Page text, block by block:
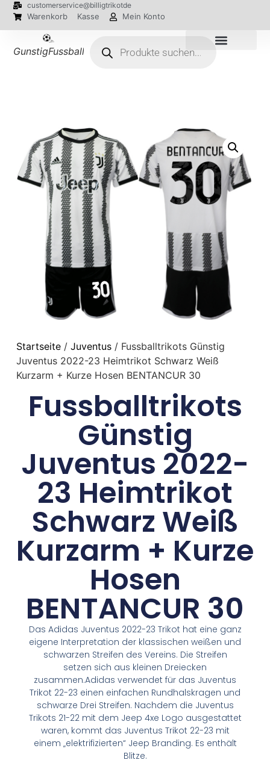
customerservice@billigtrikotde
Warenkorb Kasse Mein Konto
GunstigFussballTrikot
Startseite/ Juventus/ Fussballtrikots Günstig
Juventus 2022-23 Heimtrikot Schwarz Weiß
Kurzarm + Kurze Hosen BENTANCUR 30
Fussballtrikots
Günstig
Juventus 2022-
23 Heimtrikot
Schwarz Weiß
Kurzarm + Kurze
Hosen
BENTANCUR 30
Das Adidas Juventus 2022-23 Trikot hat eine ganz
eigene Interpretation der klassischen weißen und
schwarzen Streifen des Vereins. Die Streifen
setzen sich aus kleinen Dreiecken
zusammen.Adidas verwendet für das Juventus
Trikot 22-23 einen einfachen Rundhalskragen und
schwarze Drei Streifen. Nachdem die Juventus
Trikots 21-22 mit dem Jeep 4xe Logo ausgestattet
waren, kommt das Juventus Trikot 22-23 mit
einem „elektrifizierten“ Jeep Branding. Es enthält
Blitze.